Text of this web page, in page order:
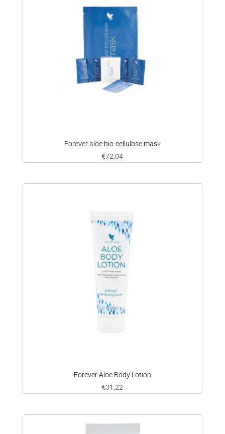
Forever aloe bio-cellulose mask
€72,04
Forever Aloe Body Lotion
€31,22